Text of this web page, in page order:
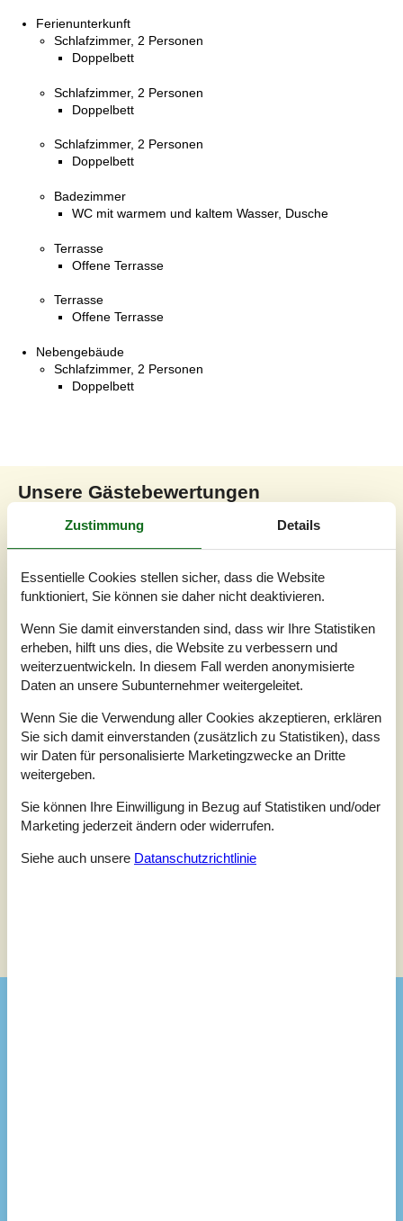
Ferienunterkunft
Schlafzimmer, 2 Personen
Doppelbett
Schlafzimmer, 2 Personen
Doppelbett
Schlafzimmer, 2 Personen
Doppelbett
Badezimmer
WC mit warmem und kaltem Wasser, Dusche
Terrasse
Offene Terrasse
Terrasse
Offene Terrasse
Nebengebäude
Schlafzimmer, 2 Personen
Doppelbett
Unsere Gästebewertungen
Unsere Gästebewertungen Externe Bewertungen
4,5 Bezogen auf2Bewertungen
Letzte Bewertung ist vom 17.05.2026
4
3
Kommentare
Keine Bewertungen haben Kommentare auf Deutsch
1 Bewertung hat einen Kommentar in einer anderen Sprache.
Siehe stattdessen 2 externe Bewertungen.
Zustimmung Details
Essentielle Cookies stellen sicher, dass die Website
funktioniert, Sie können sie daher nicht deaktivieren.
Wenn Sie damit einverstanden sind, dass wir Ihre Statistiken
erheben, hilft uns dies, die Website zu verbessern und
weiterzuentwickeln. In diesem Fall werden anonymisierte
Daten an unsere Subunternehmer weitergeleitet.
Wenn Sie die Verwendung aller Cookies akzeptieren, erklären
Sie sich damit einverstanden (zusätzlich zu Statistiken), dass
wir Daten für personalisierte Marketingzwecke an Dritte
weitergeben.
Sie können Ihre Einwilligung in Bezug auf Statistiken und/oder
Marketing jederzeit ändern oder widerrufen.
Siehe auch unsere Datanschutzrichtlinie